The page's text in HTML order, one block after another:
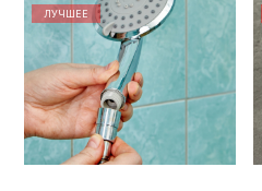
ЛУЧШЕЕ